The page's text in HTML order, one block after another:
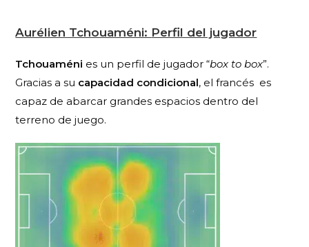
Aurélien Tchouaméni: Perfil del jugador
Tchouaméni es un perfil de jugador “box to box”.
Gracias a su capacidad condicional, el francés es
capaz de abarcar grandes espacios dentro del
terreno de juego.